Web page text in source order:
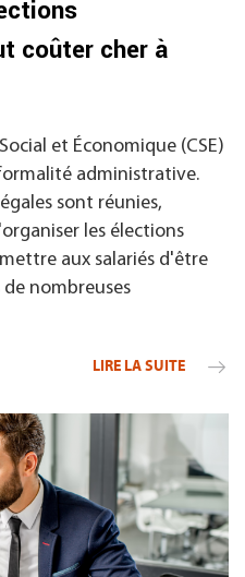
coûter cher à
et Économique (CSE)
administrative.
sont réunies,
les élections
aux salariés d'être
nombreuses
LIRE LA SUITE